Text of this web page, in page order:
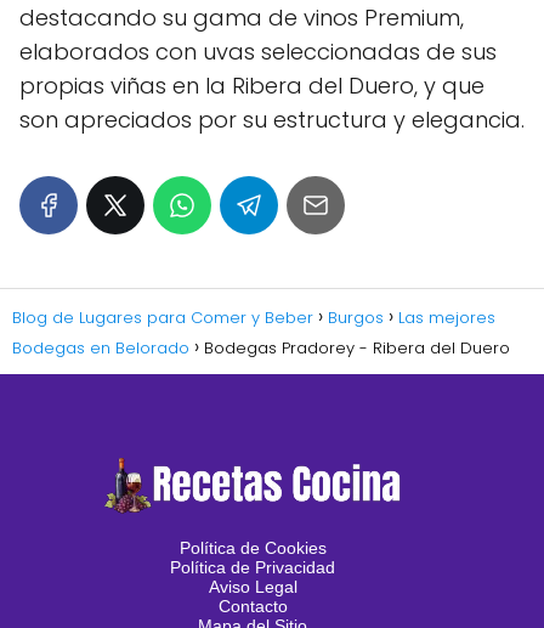
destacando su gama de vinos Premium,
elaborados con uvas seleccionadas de sus
propias viñas en la Ribera del Duero, y que
son apreciados por su estructura y elegancia.
Blog de Lugares para Comer y Beber Burgos
Las mejores
Bodegas en Belorado
Bodegas Pradorey - Ribera del Duero
Política de Cookies
Política de Privacidad
Aviso Legal
Contacto